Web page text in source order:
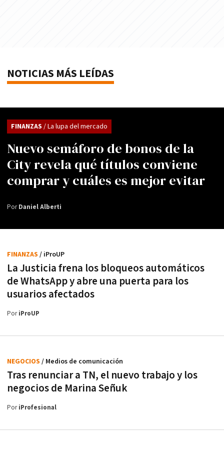
NOTICIAS MÁS LEÍDAS
Nuevo semáforo de bonos de la
City revela qué títulos conviene
comprar y cuáles es mejor evitar
FINANZAS / La lupa del mercado
PorDaniel Alberti
La Justicia frena los bloqueos automáticos
de WhatsApp y abre una puerta para los
usuarios afectados
FINANZAS / iProUP
PoriProUP
Tras renunciar a TN, el nuevo trabajo y los
negocios de Marina Señuk
NEGOCIOS / Medios de comunicación
PoriProfesional